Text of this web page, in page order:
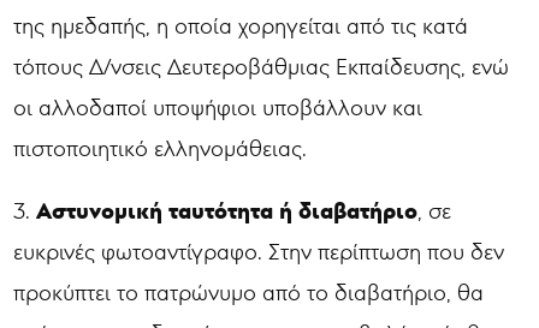
της ημεδαπής, η οποία χορηγείται από τις κατά
τόπους Δ/νσεις Δευτεροβάθμιας Εκπαίδευσης, ενώ
οι αλλοδαποί υποψήφιοι υποβάλλουν και
πιστοποιητικό ελληνομάθειας.
3.Αστυνομική ταυτότητα ή διαβατήριο , σε
ευκρινές φωτοαντίγραφο. Στην περίπτωση που δεν
προκύπτει το πατρώνυμο από το διαβατήριο, θα